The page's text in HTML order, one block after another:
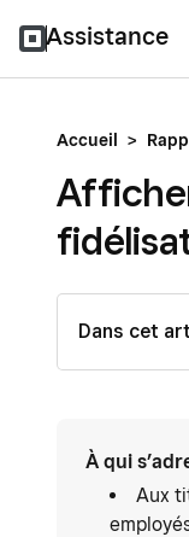
Assistance
Accueil >
Dans cet
À qui
Aux